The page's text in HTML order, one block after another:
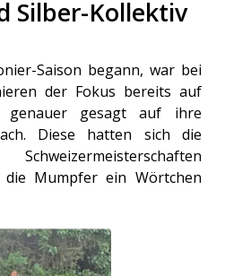
Silber-Kollektiv
Saison begann, war bei
der Fokus bereits auf
genauer gesagt auf ihre
Diese hatten sich die
Mumpfer ein Wörtchen